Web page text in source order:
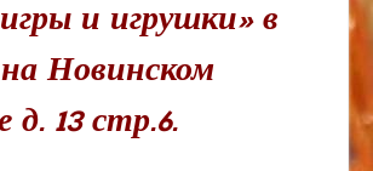
и игрушки» в
на Новинском
д. 13 стр.6.